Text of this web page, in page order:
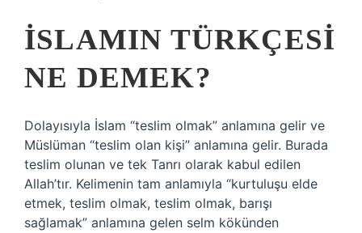
İSLAMIN TÜRKÇESI
NE DEMEK?
Dolayısıyla İslam “teslim olmak” anlamına gelir ve
Müslüman “teslim olan kişi” anlamına gelir. Burada
teslim olunan ve tek Tanrı olarak kabul edilen
Allah’tır. Kelimenin tam anlamıyla “kurtuluşu elde
etmek, teslim olmak, teslim olmak, barışı
sağlamak” anlamına gelen selm kökünden